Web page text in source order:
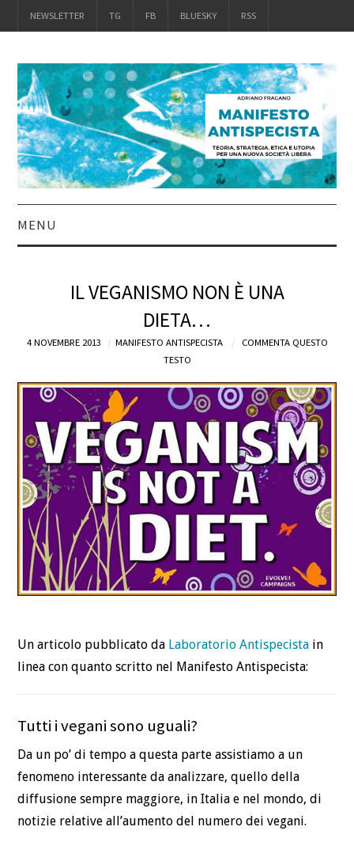
NEWSLETTER TG FB BLUESKY RSS
MENU
IL LIBRO
ACQUISTALO
DEFINIZIONI
CHI
BLOG
CONTATTI
IL VEGANISMO NON È UNA
DIETA…
4 NOVEMBRE 2013 MANIFESTO ANTISPECISTA
COMMENTA QUESTO
TESTO
Un articolo pubblicato da Laboratorio Antispecista in
linea con quanto scritto nel Manifesto Antispecista:
Tutti i vegani sono uguali?
Da un po’ di tempo a questa parte assistiamo a un
fenomeno interessante da analizzare, quello della
diffusione sempre maggiore, in Italia e nel mondo, di
notizie relative all’aumento del numero dei vegani.